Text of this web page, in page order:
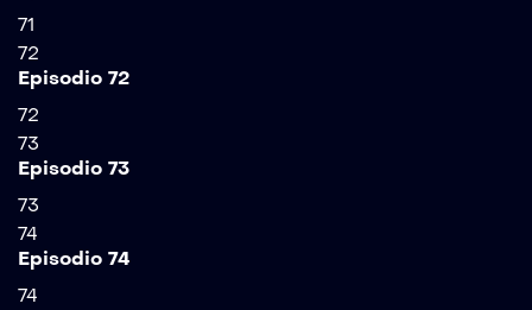
71
72
Episodio 72
72
73
Episodio 73
73
74
Episodio 74
74